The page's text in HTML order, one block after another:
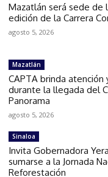
Mazatlán será sede de
edición de la Carrera
agosto 5, 2026
Mazatlán
CAPTA brinda atención
durante la llegada del
Panorama
agosto 5, 2026
Sinaloa
Invita Gobernadora
sumarse a la Jornada
Reforestación